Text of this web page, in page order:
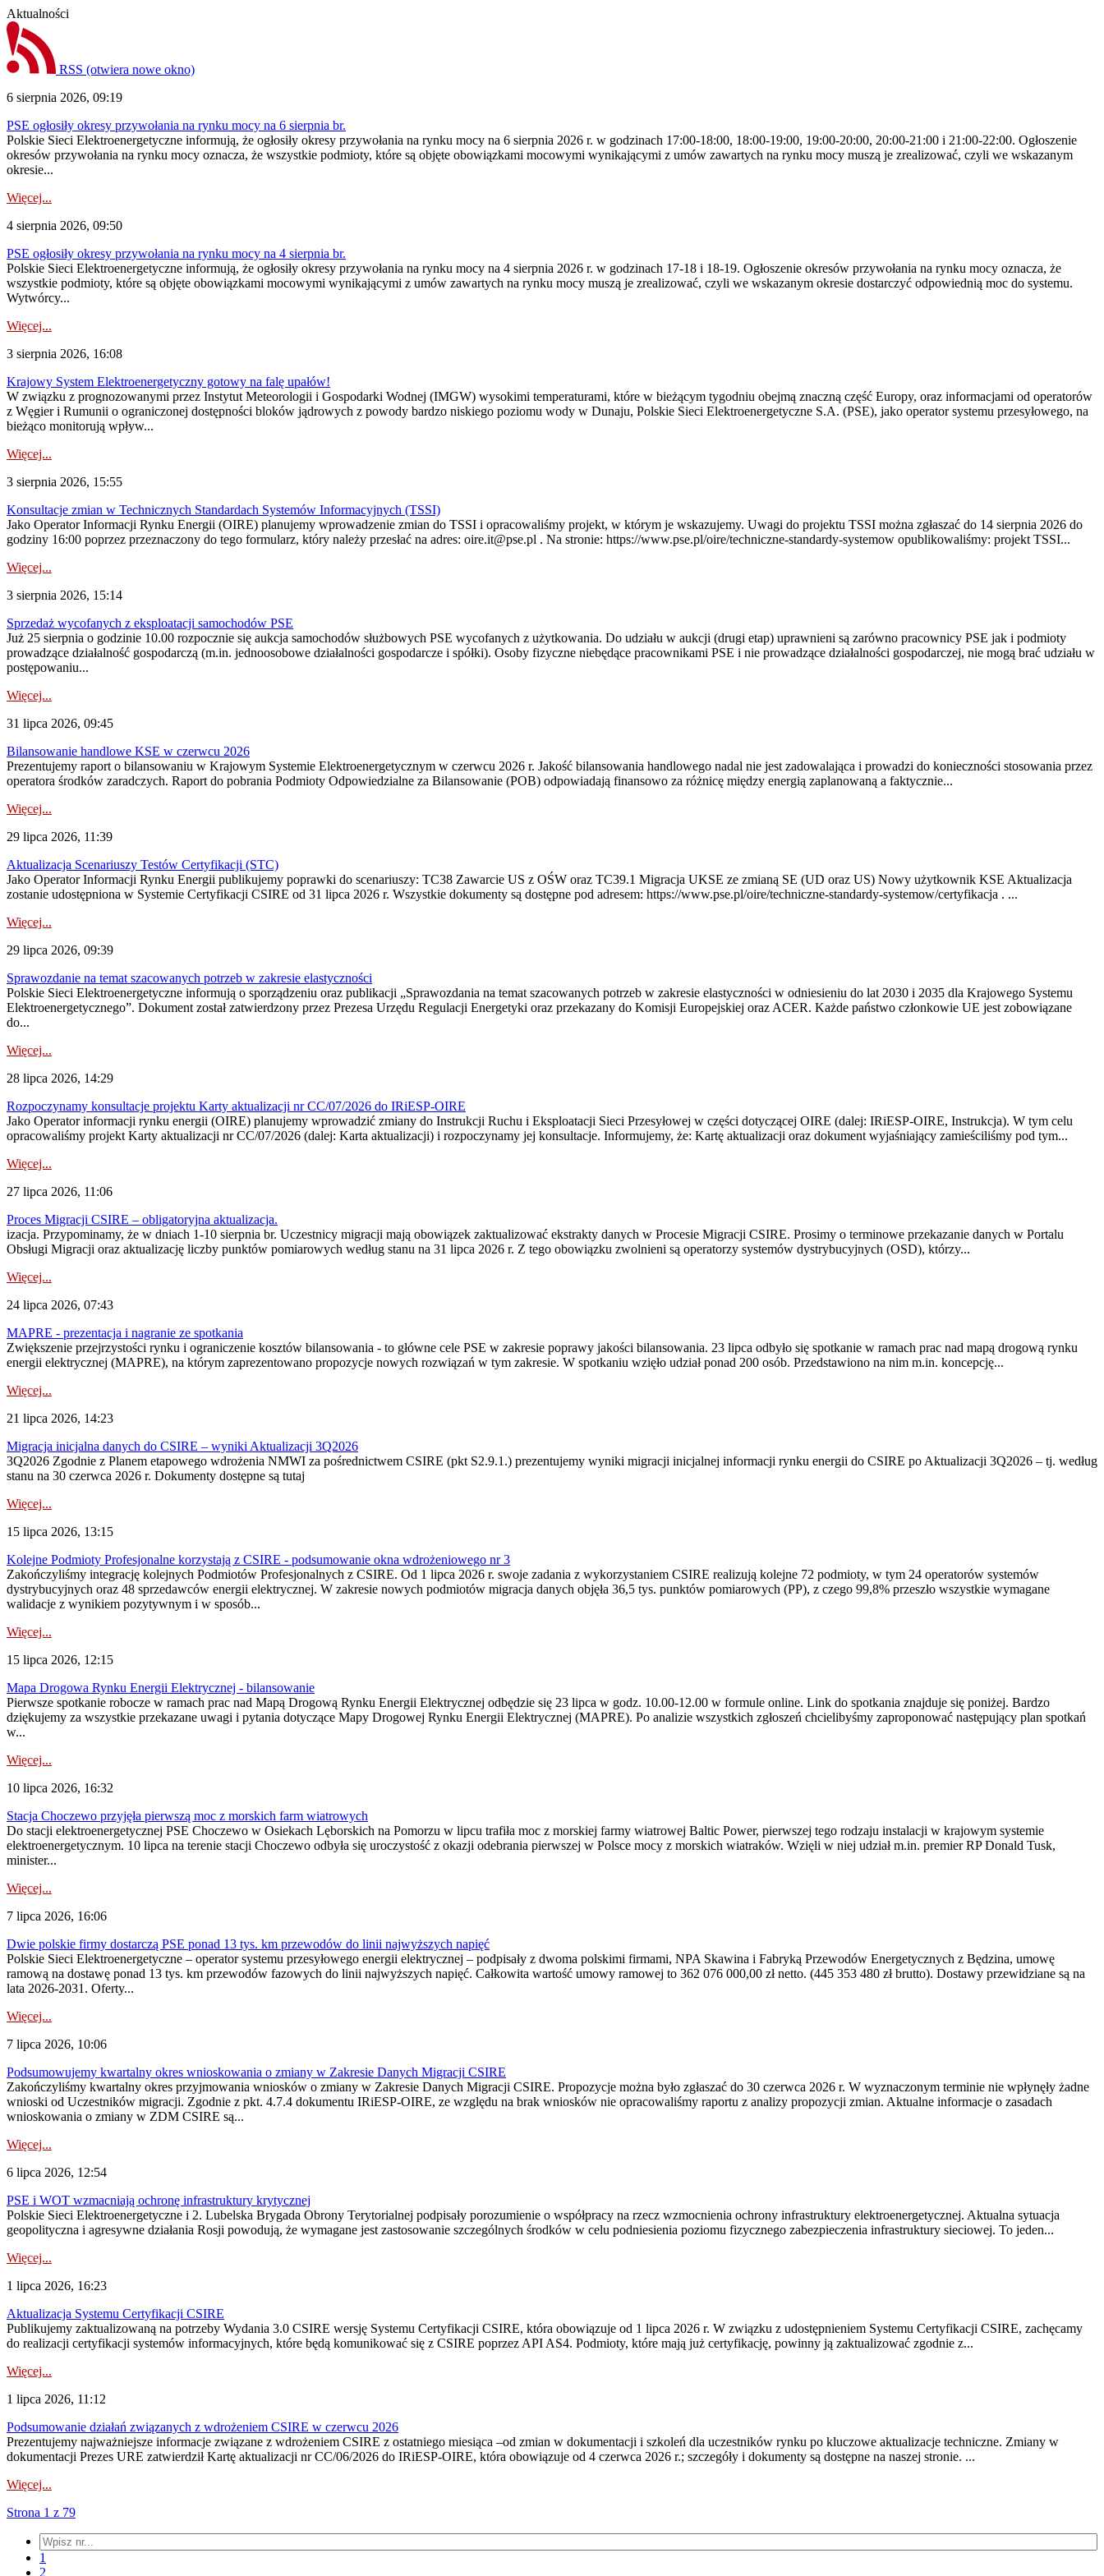
Aktualności
RSS (otwiera nowe okno)
6 sierpnia 2026, 09:19
PSE ogłosiły okresy przywołania na rynku mocy na 6 sierpnia br.
Polskie Sieci Elektroenergetyczne informują, że ogłosiły okresy przywołania na rynku mocy na 6 sierpnia 2026 r. w godzinach 17:00-18:00, 18:00-19:00, 19:00-20:00, 20:00-21:00 i 21:00-22:00. Ogłoszenie
okresów przywołania na rynku mocy oznacza, że wszystkie podmioty, które są objęte obowiązkami mocowymi wynikającymi z umów zawartych na rynku mocy muszą je zrealizować, czyli we wskazanym
okresie...
Więcej...
4 sierpnia 2026, 09:50
PSE ogłosiły okresy przywołania na rynku mocy na 4 sierpnia br.
Polskie Sieci Elektroenergetyczne informują, że ogłosiły okresy przywołania na rynku mocy na 4 sierpnia 2026 r. w godzinach 17-18 i 18-19. Ogłoszenie okresów przywołania na rynku mocy oznacza, że
wszystkie podmioty, które są objęte obowiązkami mocowymi wynikającymi z umów zawartych na rynku mocy muszą je zrealizować, czyli we wskazanym okresie dostarczyć odpowiednią moc do systemu.
Wytwórcy...
Więcej...
3 sierpnia 2026, 16:08
Krajowy System Elektroenergetyczny gotowy na falę upałów!
W związku z prognozowanymi przez Instytut Meteorologii i Gospodarki Wodnej (IMGW) wysokimi temperaturami, które w bieżącym tygodniu obejmą znaczną część Europy, oraz informacjami od operatorów
z Węgier i Rumunii o ograniczonej dostępności bloków jądrowych z powody bardzo niskiego poziomu wody w Dunaju, Polskie Sieci Elektroenergetyczne S.A. (PSE), jako operator systemu przesyłowego, na
bieżąco monitorują wpływ...
Więcej...
3 sierpnia 2026, 15:55
Konsultacje zmian w Technicznych Standardach Systemów Informacyjnych (TSSI)
Jako Operator Informacji Rynku Energii (OIRE) planujemy wprowadzenie zmian do TSSI i opracowaliśmy projekt, w którym je wskazujemy. Uwagi do projektu TSSI można zgłaszać do 14 sierpnia 2026 do
godziny 16:00 poprzez przeznaczony do tego formularz, który należy przesłać na adres: oire.it@pse.pl . Na stronie: https://www.pse.pl/oire/techniczne-standardy-systemow opublikowaliśmy: projekt TSSI...
Więcej...
3 sierpnia 2026, 15:14
Sprzedaż wycofanych z eksploatacji samochodów PSE
Już 25 sierpnia o godzinie 10.00 rozpocznie się aukcja samochodów służbowych PSE wycofanych z użytkowania. Do udziału w aukcji (drugi etap) uprawnieni są zarówno pracownicy PSE jak i podmioty
prowadzące działalność gospodarczą (m.in. jednoosobowe działalności gospodarcze i spółki). Osoby fizyczne niebędące pracownikami PSE i nie prowadzące działalności gospodarczej, nie mogą brać udziału w
postępowaniu...
Więcej...
31 lipca 2026, 09:45
Bilansowanie handlowe KSE w czerwcu 2026
Prezentujemy raport o bilansowaniu w Krajowym Systemie Elektroenergetycznym w czerwcu 2026 r. Jakość bilansowania handlowego nadal nie jest zadowalająca i prowadzi do konieczności stosowania przez
operatora środków zaradczych. Raport do pobrania Podmioty Odpowiedzialne za Bilansowanie (POB) odpowiadają finansowo za różnicę między energią zaplanowaną a faktycznie...
Więcej...
29 lipca 2026, 11:39
Aktualizacja Scenariuszy Testów Certyfikacji (STC)
Jako Operator Informacji Rynku Energii publikujemy poprawki do scenariuszy: TC38 Zawarcie US z OŚW oraz TC39.1 Migracja UKSE ze zmianą SE (UD oraz US) Nowy użytkownik KSE Aktualizacja
zostanie udostępniona w Systemie Certyfikacji CSIRE od 31 lipca 2026 r. Wszystkie dokumenty są dostępne pod adresem: https://www.pse.pl/oire/techniczne-standardy-systemow/certyfikacja . ...
Więcej...
29 lipca 2026, 09:39
Sprawozdanie na temat szacowanych potrzeb w zakresie elastyczności
Polskie Sieci Elektroenergetyczne informują o sporządzeniu oraz publikacji „Sprawozdania na temat szacowanych potrzeb w zakresie elastyczności w odniesieniu do lat 2030 i 2035 dla Krajowego Systemu
Elektroenergetycznego”. Dokument został zatwierdzony przez Prezesa Urzędu Regulacji Energetyki oraz przekazany do Komisji Europejskiej oraz ACER. Każde państwo członkowie UE jest zobowiązane
do...
Więcej...
28 lipca 2026, 14:29
Rozpoczynamy konsultacje projektu Karty aktualizacji nr CC/07/2026 do IRiESP-OIRE
Jako Operator informacji rynku energii (OIRE) planujemy wprowadzić zmiany do Instrukcji Ruchu i Eksploatacji Sieci Przesyłowej w części dotyczącej OIRE (dalej: IRiESP-OIRE, Instrukcja). W tym celu
opracowaliśmy projekt Karty aktualizacji nr CC/07/2026 (dalej: Karta aktualizacji) i rozpoczynamy jej konsultacje. Informujemy, że: Kartę aktualizacji oraz dokument wyjaśniający zamieściliśmy pod tym...
Więcej...
27 lipca 2026, 11:06
Proces Migracji CSIRE – obligatoryjna aktualizacja.
izacja. Przypominamy, że w dniach 1-10 sierpnia br. Uczestnicy migracji mają obowiązek zaktualizować ekstrakty danych w Procesie Migracji CSIRE. Prosimy o terminowe przekazanie danych w Portalu
Obsługi Migracji oraz aktualizację liczby punktów pomiarowych według stanu na 31 lipca 2026 r. Z tego obowiązku zwolnieni są operatorzy systemów dystrybucyjnych (OSD), którzy...
Więcej...
24 lipca 2026, 07:43
MAPRE - prezentacja i nagranie ze spotkania
Zwiększenie przejrzystości rynku i ograniczenie kosztów bilansowania - to główne cele PSE w zakresie poprawy jakości bilansowania. 23 lipca odbyło się spotkanie w ramach prac nad mapą drogową rynku
energii elektrycznej (MAPRE), na którym zaprezentowano propozycje nowych rozwiązań w tym zakresie. W spotkaniu wzięło udział ponad 200 osób. Przedstawiono na nim m.in. koncepcję...
Więcej...
21 lipca 2026, 14:23
Migracja inicjalna danych do CSIRE – wyniki Aktualizacji 3Q2026
3Q2026 Zgodnie z Planem etapowego wdrożenia NMWI za pośrednictwem CSIRE (pkt S2.9.1.) prezentujemy wyniki migracji inicjalnej informacji rynku energii do CSIRE po Aktualizacji 3Q2026 – tj. według
stanu na 30 czerwca 2026 r. Dokumenty dostępne są tutaj
Więcej...
15 lipca 2026, 13:15
Kolejne Podmioty Profesjonalne korzystają z CSIRE - podsumowanie okna wdrożeniowego nr 3
Zakończyliśmy integrację kolejnych Podmiotów Profesjonalnych z CSIRE. Od 1 lipca 2026 r. swoje zadania z wykorzystaniem CSIRE realizują kolejne 72 podmioty, w tym 24 operatorów systemów
dystrybucyjnych oraz 48 sprzedawców energii elektrycznej. W zakresie nowych podmiotów migracja danych objęła 36,5 tys. punktów pomiarowych (PP), z czego 99,8% przeszło wszystkie wymagane
walidacje z wynikiem pozytywnym i w sposób...
Więcej...
15 lipca 2026, 12:15
Mapa Drogowa Rynku Energii Elektrycznej - bilansowanie
Pierwsze spotkanie robocze w ramach prac nad Mapą Drogową Rynku Energii Elektrycznej odbędzie się 23 lipca w godz. 10.00-12.00 w formule online. Link do spotkania znajduje się poniżej. Bardzo
dziękujemy za wszystkie przekazane uwagi i pytania dotyczące Mapy Drogowej Rynku Energii Elektrycznej (MAPRE). Po analizie wszystkich zgłoszeń chcielibyśmy zaproponować następujący plan spotkań
w...
Więcej...
10 lipca 2026, 16:32
Stacja Choczewo przyjęła pierwszą moc z morskich farm wiatrowych
Do stacji elektroenergetycznej PSE Choczewo w Osiekach Lęborskich na Pomorzu w lipcu trafiła moc z morskiej farmy wiatrowej Baltic Power, pierwszej tego rodzaju instalacji w krajowym systemie
elektroenergetycznym. 10 lipca na terenie stacji Choczewo odbyła się uroczystość z okazji odebrania pierwszej w Polsce mocy z morskich wiatraków. Wzięli w niej udział m.in. premier RP Donald Tusk,
minister...
Więcej...
7 lipca 2026, 16:06
Dwie polskie firmy dostarczą PSE ponad 13 tys. km przewodów do linii najwyższych napięć
Polskie Sieci Elektroenergetyczne – operator systemu przesyłowego energii elektrycznej – podpisały z dwoma polskimi firmami, NPA Skawina i Fabryką Przewodów Energetycznych z Będzina, umowę
ramową na dostawę ponad 13 tys. km przewodów fazowych do linii najwyższych napięć. Całkowita wartość umowy ramowej to 362 076 000,00 zł netto. (445 353 480 zł brutto). Dostawy przewidziane są na
lata 2026-2031. Oferty...
Więcej...
7 lipca 2026, 10:06
Podsumowujemy kwartalny okres wnioskowania o zmiany w Zakresie Danych Migracji CSIRE
Zakończyliśmy kwartalny okres przyjmowania wniosków o zmiany w Zakresie Danych Migracji CSIRE. Propozycje można było zgłaszać do 30 czerwca 2026 r. W wyznaczonym terminie nie wpłynęły żadne
wnioski od Uczestników migracji. Zgodnie z pkt. 4.7.4 dokumentu IRiESP-OIRE, ze względu na brak wniosków nie opracowaliśmy raportu z analizy propozycji zmian. Aktualne informacje o zasadach
wnioskowania o zmiany w ZDM CSIRE są...
Więcej...
6 lipca 2026, 12:54
PSE i WOT wzmacniają ochronę infrastruktury krytycznej
Polskie Sieci Elektroenergetyczne i 2. Lubelska Brygada Obrony Terytorialnej podpisały porozumienie o współpracy na rzecz wzmocnienia ochrony infrastruktury elektroenergetycznej. Aktualna sytuacja
geopolityczna i agresywne działania Rosji powodują, że wymagane jest zastosowanie szczególnych środków w celu podniesienia poziomu fizycznego zabezpieczenia infrastruktury sieciowej. To jeden...
Więcej...
1 lipca 2026, 16:23
Aktualizacja Systemu Certyfikacji CSIRE
Publikujemy zaktualizowaną na potrzeby Wydania 3.0 CSIRE wersję Systemu Certyfikacji CSIRE, która obowiązuje od 1 lipca 2026 r. W związku z udostępnieniem Systemu Certyfikacji CSIRE, zachęcamy
do realizacji certyfikacji systemów informacyjnych, które będą komunikować się z CSIRE poprzez API AS4. Podmioty, które mają już certyfikację, powinny ją zaktualizować zgodnie z...
Więcej...
1 lipca 2026, 11:12
Podsumowanie działań związanych z wdrożeniem CSIRE w czerwcu 2026
Prezentujemy najważniejsze informacje związane z wdrożeniem CSIRE z ostatniego miesiąca –od zmian w dokumentacji i szkoleń dla uczestników rynku po kluczowe aktualizacje techniczne. Zmiany w
dokumentacji Prezes URE zatwierdził Kartę aktualizacji nr CC/06/2026 do IRiESP‑OIRE, która obowiązuje od 4 czerwca 2026 r.; szczegóły i dokumenty są dostępne na naszej stronie. ...
Więcej...
Strona 1 z 79
1
2